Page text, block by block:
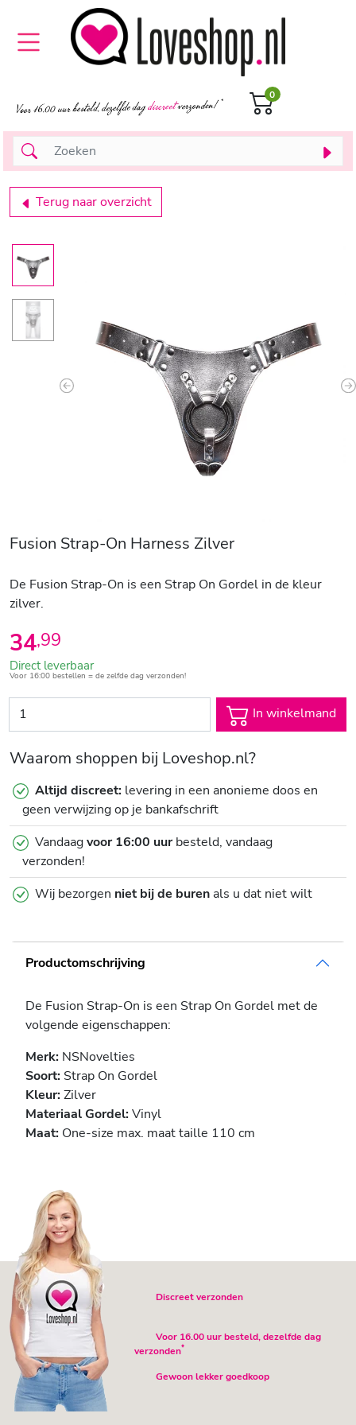
0
Terug naar overzicht
Previous
Fusion Strap-On Harness Zilver
De Fusion Strap-On is een Strap On Gordel in de kleur
zilver.
34,99
Direct leverbaar
Voor 16:00 bestellen = de zelfde dag verzonden!
In winkelmand
Waarom shoppen bij Loveshop.nl?
Altijd discreet: levering in een anonieme doos en
geen verwijzing op je bankafschrift
Vandaagvoor 16:00 uurbesteld, vandaag
verzonden!
Wij bezorgen niet bij de burenals u dat niet wilt
Productomschrijving
De Fusion Strap-On is een Strap On Gordel met de
volgende eigenschappen:
Merk: NSNovelties
Soort: Strap On Gordel
Kleur:Zilver
Materiaal Gordel:Vinyl
Maat: One-size max. maat taille 110 cm
Discreet verzonden
Voor 16.00 uur besteld, dezelfde dag
verzonden*
Gewoon lekker goedkoop